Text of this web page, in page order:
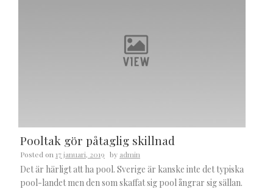
Pooltak gör påtaglig skillnad
Posted on 17 januari, 2019 by admin
Det är härligt att ha pool. Sverige är kanske inte det typiska
pool-landet men den som skaffat sig pool ångrar sig sällan.